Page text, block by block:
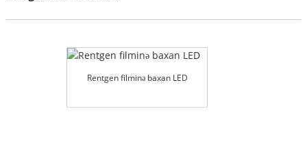
Rentgen filminə baxan LED